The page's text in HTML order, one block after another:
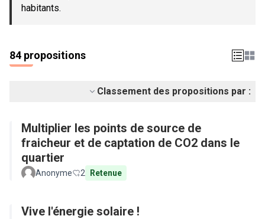
habitants.
84 propositions
Classement des propositions par :
Multiplier les points de source de
fraicheur et de captation de CO2 dans le
quartier
Anonyme 2 Retenue
Vive l'énergie solaire !